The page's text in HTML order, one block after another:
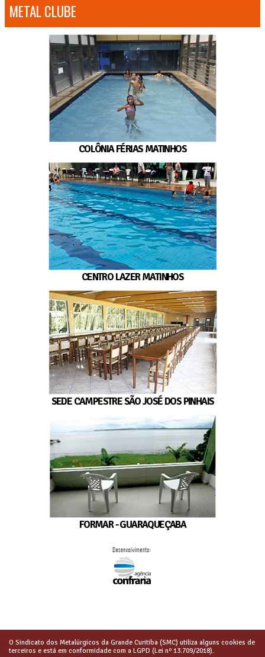
METAL CLUBE
COLÔNIA FÉRIAS MATINHOS
CENTRO LAZER MATINHOS
SEDE CAMPESTRE SÃO JOSÉ DOS PINHAIS
FORMAR - GUARAQUEÇABA
O Sindicato dos Metalúrgicos da Grande Curitiba (SMC) utiliza alguns cookies de
terceiros e está em conformidade com a LGPD (Lei nº 13.709/2018).